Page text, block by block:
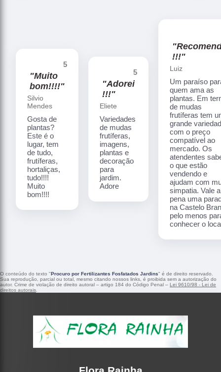
5
"Muito
bom!!!!"
Silvio
Mendes
Gosta de
plantas?
Este é o
lugar, tem
de tudo,
frutíferas,
hortaliças,
tudo!!!!
Muito
bom!!!!
5
"Adorei
!!!"
Eliete
Variedades
de mudas
frutíferas,
imagens,
plantas e
decoração
para
jardim.
Adore
!!!"
Luiz
Um paraíso
quem ama as
plantas. Em
de mudas
frutíferas tem
grande
com o preço
compatível ao
mercado. Os
atendentes
o que estão
vendendo e
ajudam com
simpatia. Vale a
pena uma
na Castelo
pelo menos
conhecer o
O conteúdo do texto "Procuro por Fertilizantes Fosfatados Jardins" é de direito reservado.
Sua reprodução, parcial ou total, mesmo citando nossos links, é proibida sem a autorização do
autor. Crime de violação de direito autoral – artigo 184 do Código Penal – Lei 9610/98 - Lei de
direitos autorais